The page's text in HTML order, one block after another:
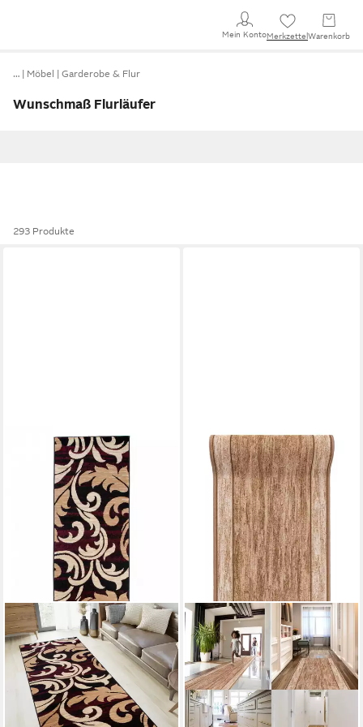
Mein KontoMerkzettel Warenkorb
… Möbel Garderobe & Flur
Wunschmaß Flurläufer
293 Produkte